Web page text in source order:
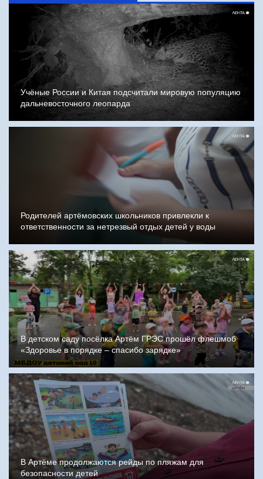
Учёные России и Китая подсчитали мировую популяцию
дальневосточного леопарда
Родителей артёмовских школьников привлекли к
ответственности за нетрезвый отдых детей у воды
В детском саду посёлка Артём ГРЭС прошёл флешмоб
«Здоровье в порядке – спасибо зарядке»
В Артёме продолжаются рейды по пляжам для
безопасности детей